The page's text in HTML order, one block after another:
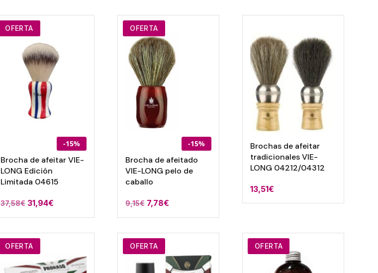
OFERTA
-15%
Brocha de afeitar VIE-
LONG Edición
Limitada 04615
37,58€ 31,94€
OFERTA
-15%
Brocha de afeitado
VIE-LONG pelo de
caballo
9,15€ 7,78€
Brochas de afeitar
tradicionales VIE-
LONG 04212/04312
13,51€
OFERTA OFERTA OFERTA